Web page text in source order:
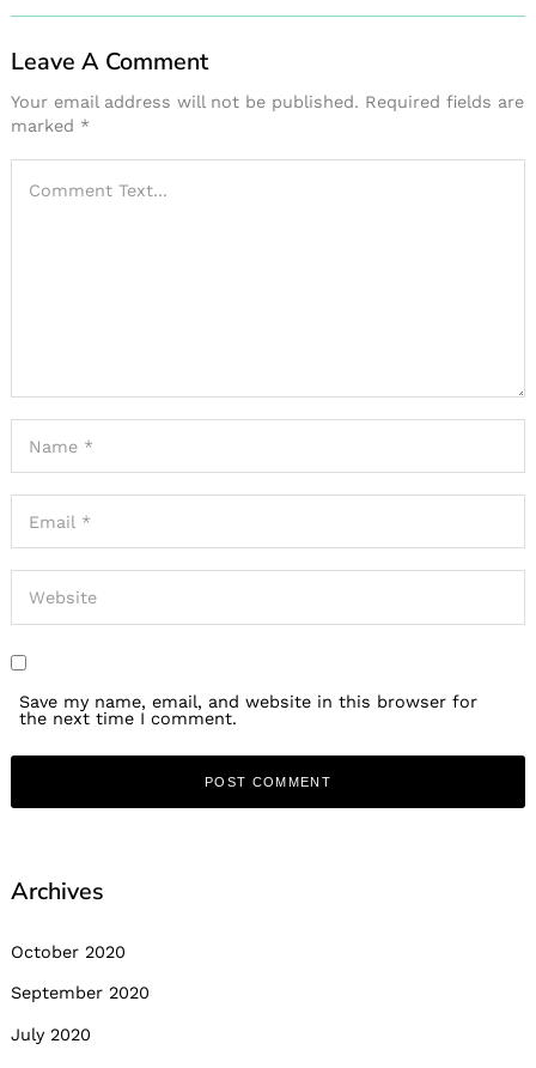
Leave A Comment
Your email address will not be published. Required fields are
marked *
Save my name, email, and website in this browser for
the next time I comment.
Archives
October 2020
September 2020
July 2020